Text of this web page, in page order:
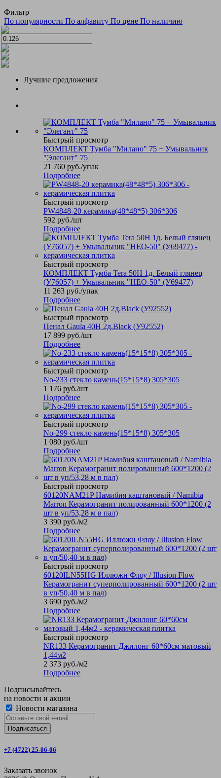
Фильтр
По популярности По алфавиту По цене По наличию
Лучшие предложения
Быстрый просмотр
КОМПЛЕКТ Тумба "Милано" 75 + Умывальник
"Элегант" 75
21 760 руб./упак
Подробнее
Быстрый просмотр
PW4848-20 керамика(48*48*5) 306*306
592 руб./шт
Подробнее
Быстрый просмотр
КОМПЛЕКТ Тумба Tera 50Н 1д. Белый глянец
(У76057) + Умывальник "НЕО-50" (У69477)
11 263 руб./упак
Подробнее
Быстрый просмотр
Пенал Gaula 40Н 2д.Black (У92552)
17 899 руб./шт
Подробнее
Быстрый просмотр
No-233 стекло камень(15*15*8) 305*305
1 176 руб./шт
Подробнее
Быстрый просмотр
No-299 стекло камень(15*15*8) 305*305
1 080 руб./шт
Подробнее
Быстрый просмотр
60120NAM21P Намибия каштановый / Namibia
Marron Керамогранит полированный 600*1200 (2
шт в уп/53,28 м в пал)
3 390 руб./м2
Подробнее
Быстрый просмотр
60120ILN55HG Иллюжн Флоу / Illusion Flow
Керамогранит суперполированный 600*1200 (2 шт
в уп/50,40 м в пал)
3 690 руб./м2
Подробнее
Быстрый просмотр
NR133 Керамогранит Джилонг 60*60см матовый
1,44м2
2 373 руб./м2
Подробнее
Подписывайтесь
на новости и акции
Новости магазина
+7 (4722) 25-06-06
Заказать звонок